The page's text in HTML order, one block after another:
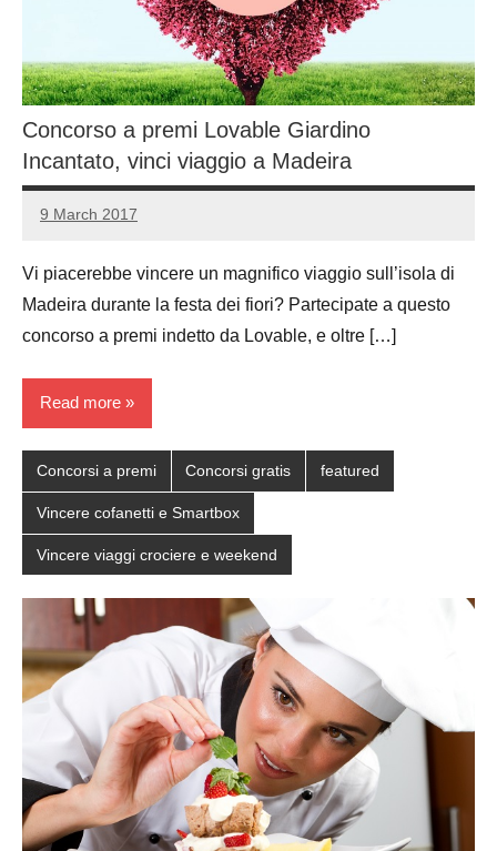
Concorso a premi Lovable Giardino
Incantato, vinci viaggio a Madeira
9 March 2017
Luca
No
Vi piacerebbe vincere un magnifico viaggio sull’isola di
Madeira durante la festa dei fiori? Partecipate a questo
concorso a premi indetto da Lovable, e oltre […]
Read more
Concorsi a premi Concorsi gratis featured
Vincere cofanetti e Smartbox
Vincere viaggi crociere e weekend